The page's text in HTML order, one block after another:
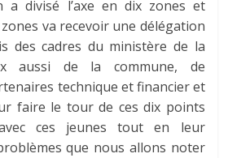
a divisé l’axe en dix zones et
zones va recevoir une délégation
des cadres du ministère de la
aussi de la commune, de
technique et financier et
faire le tour de ces dix points
ces jeunes tout en leur
que nous allons noter